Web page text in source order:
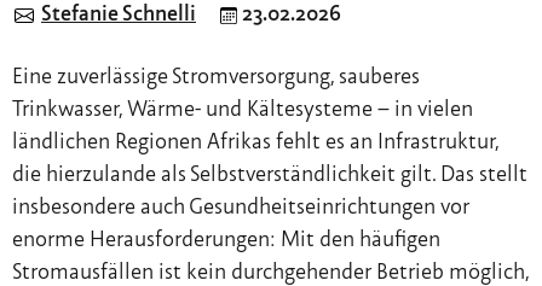
Stefanie Schnelli 23.02.2026
Eine zuverlässige Stromversorgung, sauberes
Trinkwasser, Wärme- und Kältesysteme – in vielen
ländlichen Regionen Afrikas fehlt es an Infrastruktur,
die hierzulande als Selbstverständlichkeit gilt. Das stellt
insbesondere auch Gesundheitseinrichtungen vor
enorme Herausforderungen: Mit den häufigen
Stromausfällen ist kein durchgehender Betrieb möglich,